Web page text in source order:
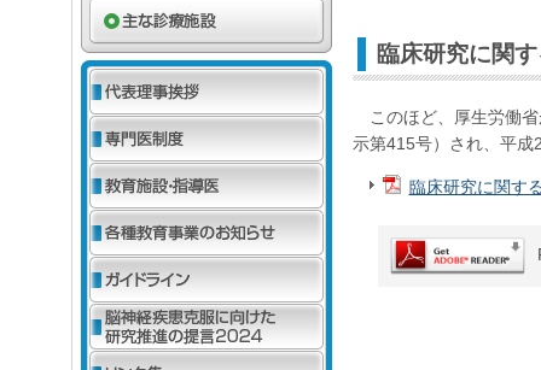
臨床研究に関
このほど、厚生労働省
示第415号）され、平成
臨床研究に関す